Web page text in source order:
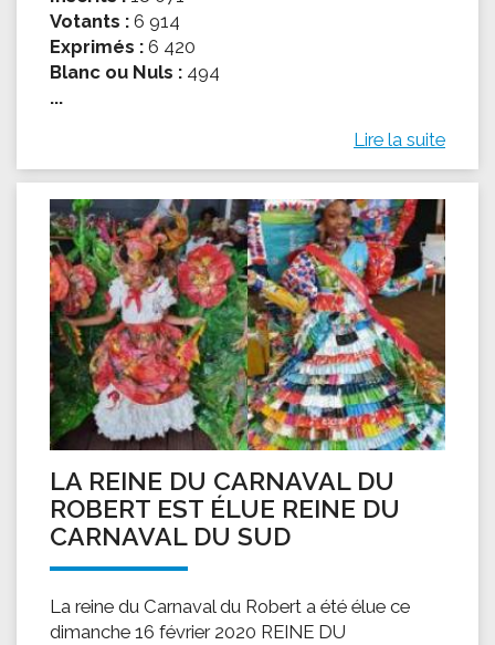
Votants : 6 914
Exprimés : 6 420
Blanc ou Nuls : 494
...
Lire la suite
LA REINE DU CARNAVAL DU
ROBERT EST ÉLUE REINE DU
CARNAVAL DU SUD
La reine du Carnaval du Robert a été élue ce
dimanche 16 février 2020 REINE DU